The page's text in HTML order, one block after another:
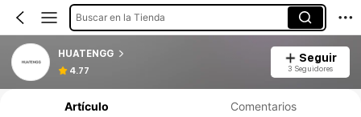
Buscar en la Tienda
HUATENGG
4.77
Seguir
3 Seguidores
Artículo Comentarios